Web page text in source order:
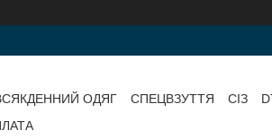
ОДЯГ СПЕЦВЗУТТЯ СІЗ